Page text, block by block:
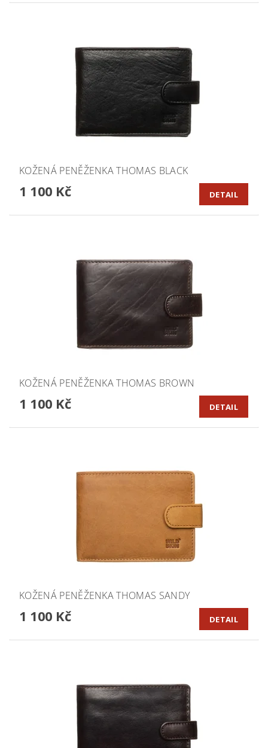
KOŽENÁ PENĚŽENKA THOMAS BLACK
1 100 Kč DETAIL
KOŽENÁ PENĚŽENKA THOMAS BROWN
1 100 Kč DETAIL
KOŽENÁ PENĚŽENKA THOMAS SANDY
1 100 Kč DETAIL